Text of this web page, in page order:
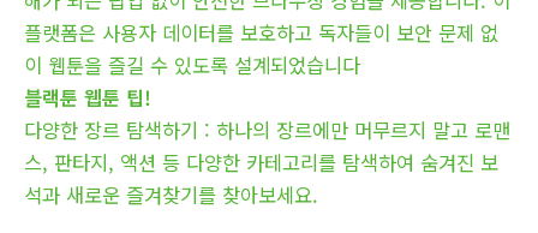
플랫폼은 사용자 데이터를 보호하고 독자들이 보안 문제 없
이 웹툰을 즐길 수 있도록 설계되었습니다
블랙툰 웹툰 팁!
다양한 장르 탐색하기 : 하나의 장르에만 머무르지 말고 로맨
스, 판타지, 액션 등 다양한 카테고리를 탐색하여 숨겨진 보
석과 새로운 즐겨찾기를 찾아보세요.